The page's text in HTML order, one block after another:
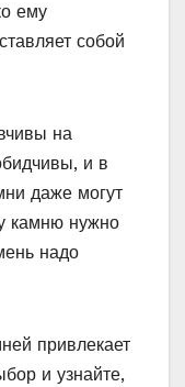
ему
собой
на
и в
даже могут
камню нужно
надо
привлекает
и узнайте,